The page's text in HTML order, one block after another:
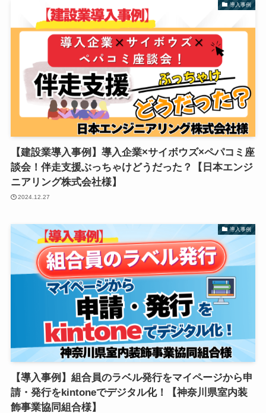
導入事例
【建設業導入事例】導入企業×サイボウズ×ペパコミ座
談会！伴走支援ぶっちゃけどうだった？【日本エンジ
ニアリング株式会社様】
2024.12.27
導入事例
【導入事例】組合員のラベル発行をマイページから申
請・発行をkintoneでデジタル化！【神奈川県室内装
飾事業協同組合様】